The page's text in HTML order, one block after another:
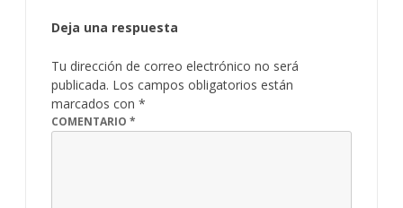
Deja una respuesta
Tu dirección de correo electrónico no será
publicada. Los campos obligatorios están
marcados con *
COMENTARIO *